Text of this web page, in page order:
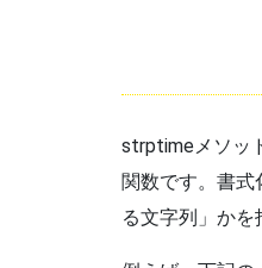
strptimeメソッ
関数です。書
る文字列」かを